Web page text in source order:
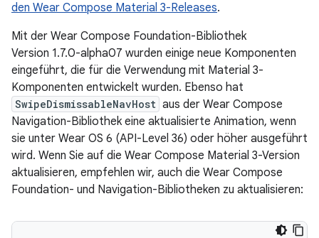
den Wear Compose Material 3-Releases.
Mit der Wear Compose Foundation-Bibliothek
Version 1.7.0-alpha07 wurden einige neue Komponenten
eingeführt, die für die Verwendung mit Material 3-
Komponenten entwickelt wurden. Ebenso hat
SwipeDismissableNavHost aus der Wear Compose
Navigation-Bibliothek eine aktualisierte Animation, wenn
sie unter Wear OS 6 (API-Level 36) oder höher ausgeführt
wird. Wenn Sie auf die Wear Compose Material 3-Version
aktualisieren, empfehlen wir, auch die Wear Compose
Foundation- und Navigation-Bibliotheken zu aktualisieren: